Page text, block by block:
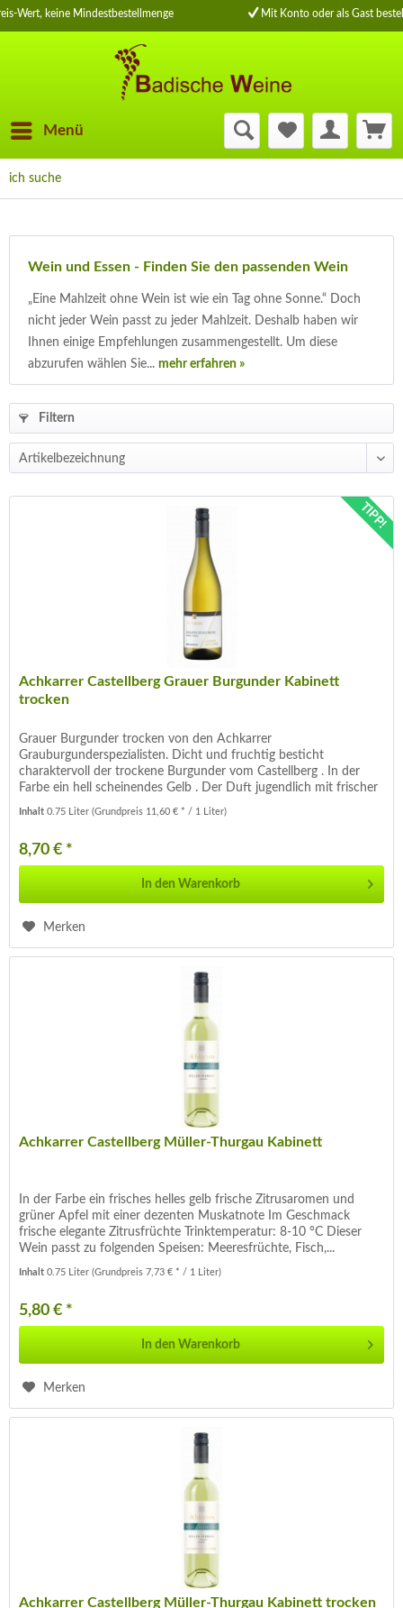
Wert, keine Mindestbestellmenge Mit Konto oder als Gast
Menü
ich suche
Wein und Essen - Finden Sie den passenden Wein
„Eine Mahlzeit ohne Wein ist wie ein Tag ohne Sonne.“ Doch
nicht jeder Wein passt zu jeder Mahlzeit. Deshalb haben wir
Ihnen einige Empfehlungen zusammengestellt. Um diese
abzurufen wählen Sie... mehr erfahren »
Filtern
TIPP!
Achkarrer Castellberg Grauer Burgunder Kabinett
trocken
Grauer Burgunder trocken von den Achkarrer
Grauburgunderspezialisten. Dicht und fruchtig besticht
charaktervoll der trockene Burgunder vom Castellberg . In der
Farbe ein hell scheinendes Gelb . Der Duft jugendlich mit frischer
Frucht von...
Inhalt0.75 Liter(Grundpreis 11,60 € * / 1 Liter)
8,70 € *
In den Warenkorb
Merken
Achkarrer Castellberg Müller-Thurgau Kabinett
In der Farbe ein frisches helles gelb frische Zitrusaromen und
grüner Apfel mit einer dezenten Muskatnote Im Geschmack
frische elegante Zitrusfrüchte Trinktemperatur: 8-10 °C Dieser
Wein passt zu folgenden Speisen: Meeresfrüchte, Fisch,...
Inhalt0.75 Liter(Grundpreis 7,73 € * / 1 Liter)
5,80 € *
In den Warenkorb
Merken
Achkarrer Castellberg Müller-Thurgau Kabinett trocken